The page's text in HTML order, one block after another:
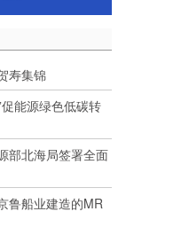
寿集锦
促能源绿色低碳转
部北海局签署全面
鲁船业建造的MR